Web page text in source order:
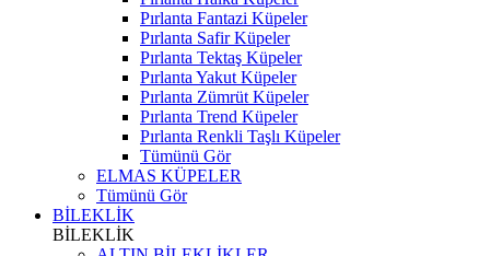
Pırlanta Fantazi Küpeler
Pırlanta Safir Küpeler
Pırlanta Tektaş Küpeler
Pırlanta Yakut Küpeler
Pırlanta Zümrüt Küpeler
Pırlanta Trend Küpeler
Pırlanta Renkli Taşlı Küpeler
Tümünü Gör
ELMAS KÜPELER
Tümünü Gör
BİLEKLİK
BİLEKLİK